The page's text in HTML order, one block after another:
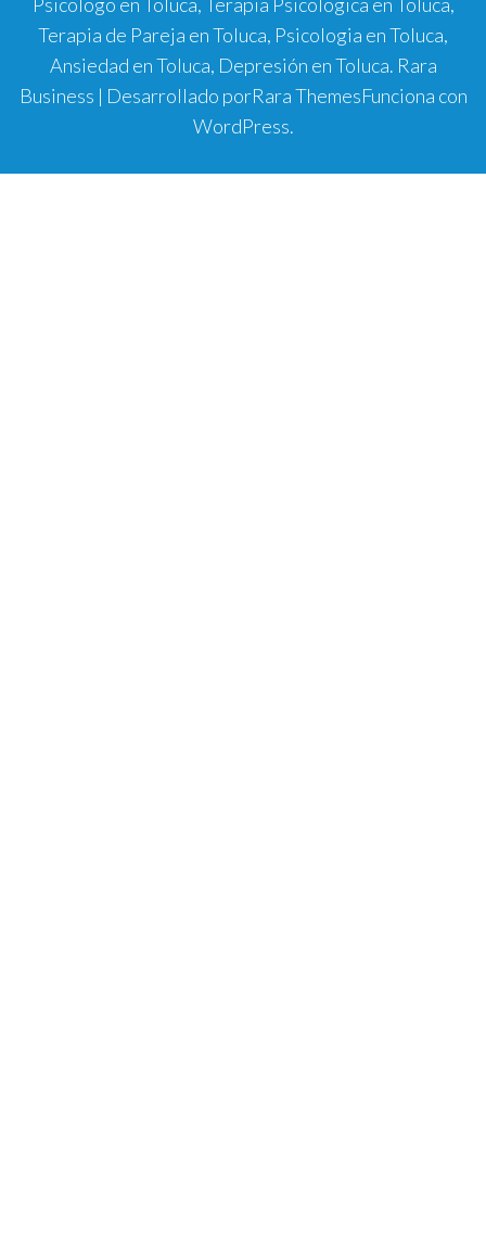
Terapia de Pareja en Toluca, Psicologia en Toluca,
Ansiedad en Toluca, Depresión en Toluca. Rara
Business | Desarrollado porRara ThemesFunciona con
WordPress.